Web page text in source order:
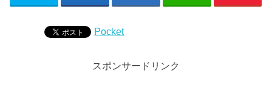
Pocket
スポンサードリンク